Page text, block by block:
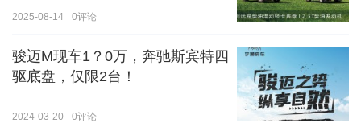
2025-08-14 0评论
骏迈M现车1？0万，奔驰斯宾特四
驱底盘，仅限2台！
2024-03-20 0评论